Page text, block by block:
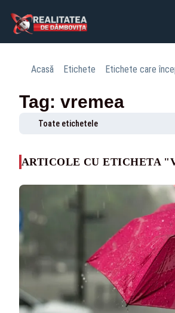
Acasă Etichete Etichete care
Tag: vremea
Toate etichetele
ARTICOLE CU ETICHETA